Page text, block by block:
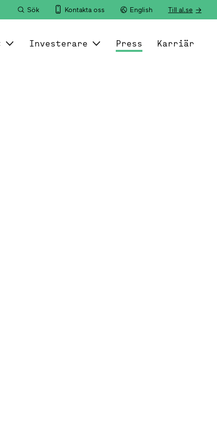
Sök Kontakta oss English Till al.se
Investerare Press Karriär